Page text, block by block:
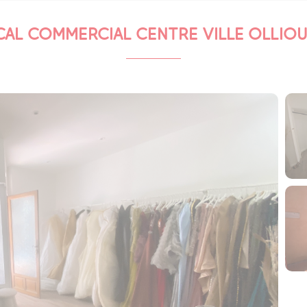
COMMERCIAL CENTRE VILLE